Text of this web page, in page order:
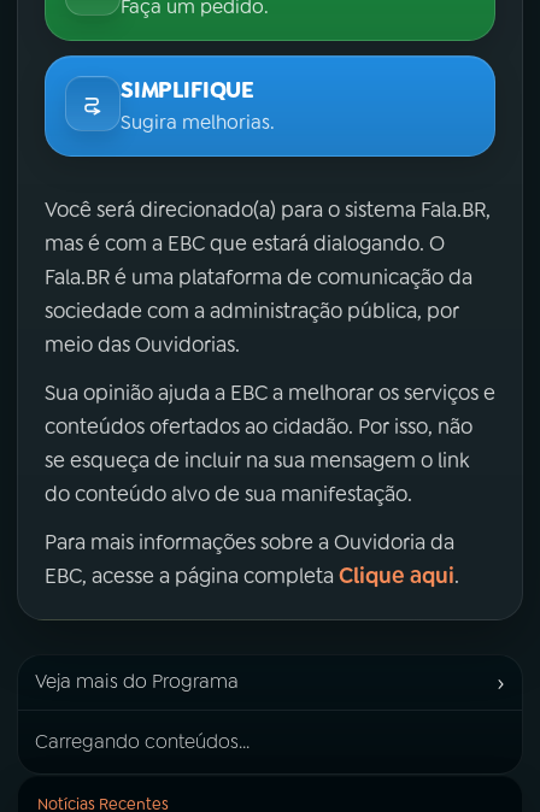
Faça um pedido.
SIMPLIFIQUE
Sugira melhorias.
Você será direcionado(a) para o sistema Fala.BR,
mas é com a EBC que estará dialogando. O
Fala.BR é uma plataforma de comunicação da
sociedade com a administração pública, por
meio das Ouvidorias.
Sua opinião ajuda a EBC a melhorar os serviços e
conteúdos ofertados ao cidadão. Por isso, não
se esqueça de incluir na sua mensagem o link
do conteúdo alvo de sua manifestação.
Para mais informações sobre a Ouvidoria da
EBC, acesse a página completa Clique aqui.
Veja mais do Programa ›
Carregando conteúdos...
Notícias Recentes